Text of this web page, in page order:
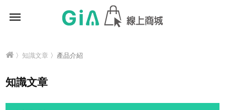
〉 知識文章 〉產品介紹
知識文章